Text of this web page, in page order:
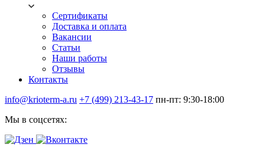
Сертификаты
Доставка и оплата
Вакансии
Статьи
Наши работы
Отзывы
Контакты
info@krioterm-a.ru +7 (499) 213-43-17 пн-пт: 9:30-18:00
Мы в соцсетях: